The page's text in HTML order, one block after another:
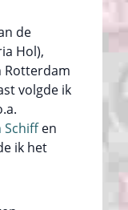
de
Hol),
Rotterdam
volgde ik
Schiffen
ik het